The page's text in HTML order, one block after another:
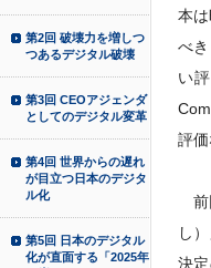
第2回 破壊力を増しつ
つあるデジタル破壊
第3回 CEOアジェンダ
としてのデジタル変革
第4回 世界からの遅れ
が目立つ日本のデジタ
ル化
第5回 日本のデジタル
化が直面する「2025年
本
べ
い
評
前
し
決